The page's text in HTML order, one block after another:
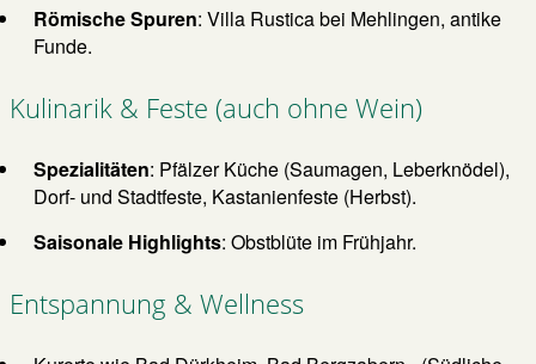
Römische Spuren: Villa Rustica bei Mehlingen, antike
Funde.
Kulinarik & Feste (auch ohne Wein)
Spezialitäten: Pfälzer Küche (Saumagen, Leberknödel),
Dorf- und Stadtfeste, Kastanienfeste (Herbst).
Saisonale Highlights: Obstblüte im Frühjahr.
Entspannung & Wellness